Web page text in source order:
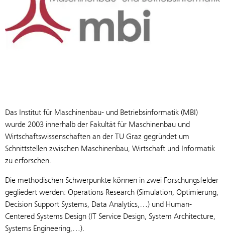
Das Institut für Maschinenbau- und Betriebsinformatik (MBI)
wurde 2003 innerhalb der Fakultät für Maschinenbau und
Wirtschaftswissenschaften an der TU Graz gegründet um
Schnittstellen zwischen Maschinenbau, Wirtschaft und Informatik
zu erforschen.
Die methodischen Schwerpunkte können in zwei Forschungsfelder
gegliedert werden: Operations Research (Simulation, Optimierung,
Decision Support Systems, Data Analytics,…) und Human-
Centered Systems Design (IT Service Design, System Architecture,
Systems Engineering,…).